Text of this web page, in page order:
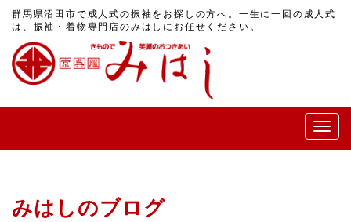
群馬県沼田市で成人式の振袖をお探しの方へ。一生に一回の成人式
は、振袖・着物専門店のみはしにお任せください。
メ
ニ
みはしのブログ